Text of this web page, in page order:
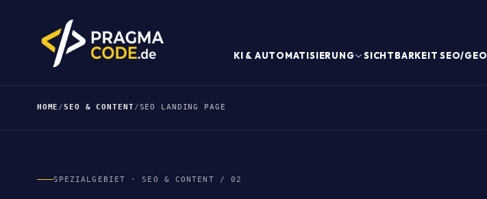
KI & AUTOMATISIERUNG SICHTBARKEIT SEO/GEO
HOME /SEO & CONTENT/SEO LANDING PAGE
SPEZIALGEBIET · SEO & CONTENT / 02